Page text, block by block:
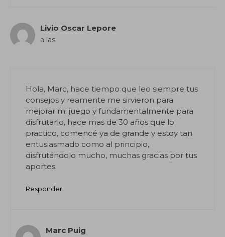
Livio Oscar Lepore
a las
Hola, Marc, hace tiempo que leo siempre tus
consejos y reamente me sirvieron para
mejorar mi juego y fundamentalmente para
disfrutarlo, hace mas de 30 años que lo
practico, comencé ya de grande y estoy tan
entusiasmado como al principio,
disfrutándolo mucho, muchas gracias por tus
aportes.
Responder
Marc Puig